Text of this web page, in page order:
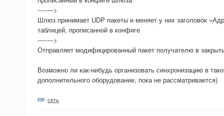
-------->
Шлюз принимает UDP пакеты и меняет у них заголовок
таблицей, прописанной в конфиге
-------->
Отправляет модифицированный пакет получателю в
Возможно ли как-нибудь организовать синхронизацию в
дополнительного оборудование, пока не рассматривается)
сеть